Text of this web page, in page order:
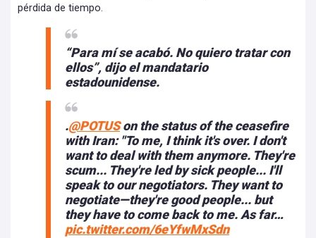
pérdida de tiempo.
“Para mí se acabó. No quiero tratar con
ellos”, dijo el mandatario
estadounidense.
.@POTUSon the status of the ceasefire
with Iran: "To me, I think it's over. I don't
want to deal with them anymore. They're
scum... They're led by sick people... I'll
speak to our negotiators. They want to
negotiate—they're good people... but
they have to come back to me. As far…
pic.twitter.com/6eYfwMxSdn